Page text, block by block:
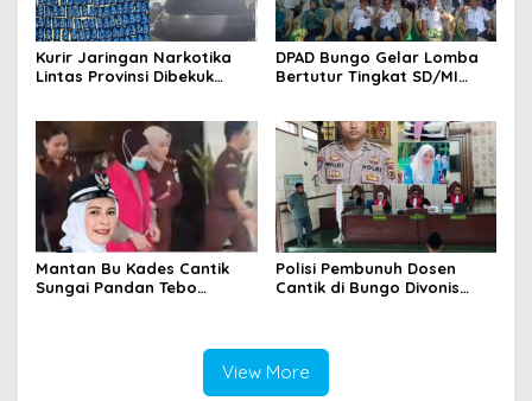
Kurir Jaringan Narkotika
Lintas Provinsi Dibekuk
DPAD Bungo Gelar Lomba
Bertutur Tingkat SD/MI
Mantan Bu Kades Cantik
Sungai Pandan Tebo
Polisi Pembunuh Dosen
Cantik di Bungo Divonis
View More